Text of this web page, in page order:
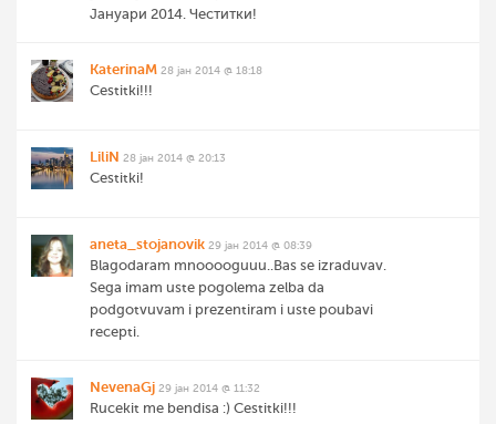
Јануари 2014. Честитки!
KaterinaM 28 јан 2014 @ 18:18
Cestitki!!!
LiliN 28 јан 2014 @ 20:13
Cestitki!
aneta_stojanovik 29 јан 2014 @ 08:39
Blagodaram mnooooguuu..Bas se izraduvav.
Sega imam uste pogolema zelba da
podgotvuvam i prezentiram i uste poubavi
recepti.
NevenaGj 29 јан 2014 @ 11:32
Rucekit me bendisa :) Cestitki!!!